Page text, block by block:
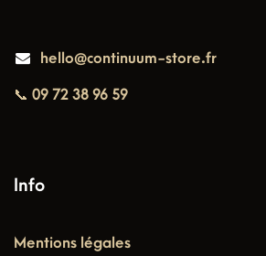
hello@continuum-store.fr
📞 09 72 38 96 59
Info
Mentions légales